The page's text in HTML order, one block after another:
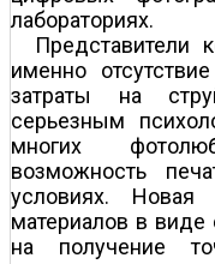
лабораториях.
Представители
именно
затраты на
серьезным
многих
возможность
условиях. Новая
материалов в виде
на получение